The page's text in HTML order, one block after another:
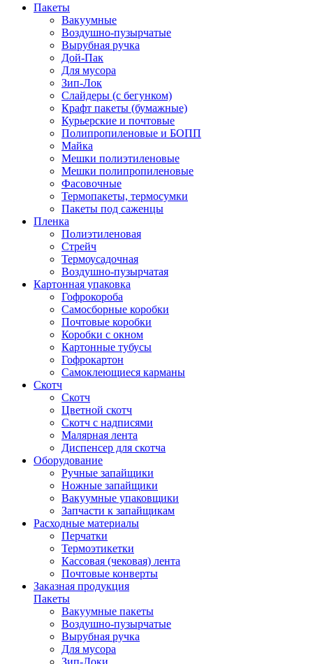
Пакеты
Вакуумные
Воздушно-пузырчатые
Вырубная ручка
Дой-Пак
Для мусора
Зип-Лок
Слайдеры (с бегунком)
Крафт пакеты (бумажные)
Курьерские и почтовые
Полипропиленовые и БОПП
Майка
Мешки полиэтиленовые
Мешки полипропиленовые
Фасовочные
Термопакеты, термосумки
Пакеты под саженцы
Пленка
Полиэтиленовая
Стрейч
Термоусадочная
Воздушно-пузырчатая
Картонная упаковка
Гофрокороба
Самосборные коробки
Почтовые коробки
Коробки с окном
Картонные тубусы
Гофрокартон
Самоклеющиеся карманы
Скотч
Скотч
Цветной скотч
Скотч с надписями
Малярная лента
Диспенсер для скотча
Оборудование
Ручные запайщики
Ножные запайщики
Вакуумные упаковщики
Запчасти к запайщикам
Расходные материалы
Перчатки
Термоэтикетки
Кассовая (чековая) лента
Почтовые конверты
Заказная продукция
Пакеты
Вакуумные пакеты
Воздушно-пузырчатые
Вырубная ручка
Для мусора
Зип-Локи